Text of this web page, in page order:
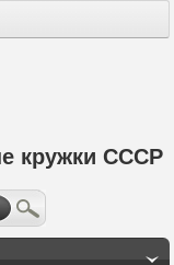
кружки СССР